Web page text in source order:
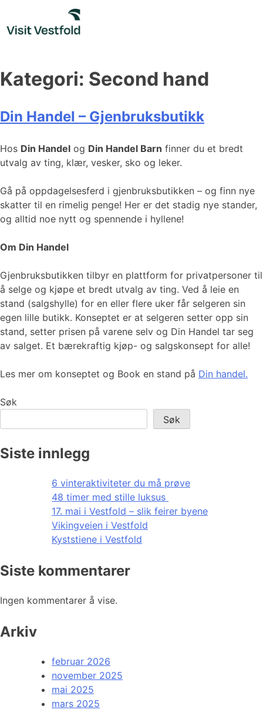
content
Kategori: Second hand
Din Handel – Gjenbruksbutikk
Hos Din Handel og Din Handel Barn finner du et bredt
utvalg av ting, klær, vesker, sko og leker.
Gå på oppdagelsesferd i gjenbruksbutikken – og finn nye
skatter til en rimelig penge! Her er det stadig nye stander,
og alltid noe nytt og spennende i hyllene!
Om Din Handel
Gjenbruksbutikken tilbyr en plattform for privatpersoner til
å selge og kjøpe et bredt utvalg av ting. Ved å leie en
stand (salgshylle) for en eller flere uker får selgeren sin
egen lille butikk. Konseptet er at selgeren setter opp sin
stand, setter prisen på varene selv og Din Handel tar seg
av salget. Et bærekraftig kjøp- og salgskonsept for alle!
Les mer om konseptet og Book en stand på Din handel.
Søk
Søk
Siste innlegg
6 vinteraktiviteter du må prøve
48 timer med stille luksus
17. mai i Vestfold – slik feirer byene
Vikingveien i Vestfold
Kyststiene i Vestfold
Siste kommentarer
Ingen kommentarer å vise.
Arkiv
februar 2026
november 2025
mai 2025
mars 2025